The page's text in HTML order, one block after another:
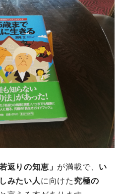
返りの知恵」 が満載で、 い
みたい人 に向けた 究極の